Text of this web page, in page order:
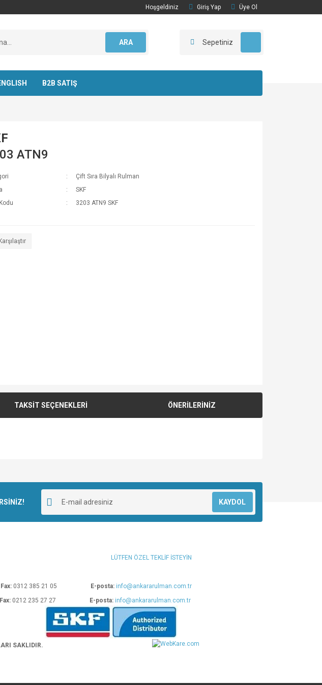
Hoşgeldiniz Giriş Yap Üye Ol
ARA Sepetiniz
B2B SATIŞ
ATN9
Çift Sıra Bilyalı Rulman
SKF
3203 ATN9 SKF
Karşılaştır
TAKSİT SEÇENEKLERİ ÖNERİLERİNİZ
KAYDOL
LÜTFEN ÖZEL TEKLİF İSTEYİN
Fax: 0312 385 21 05 E-posta: info@ankararulman.com.tr
Fax: 0212 235 27 27 E-posta: info@ankararulman.com.tr
SAKLIDIR.